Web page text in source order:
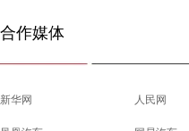
合作媒体
新华网 人民网